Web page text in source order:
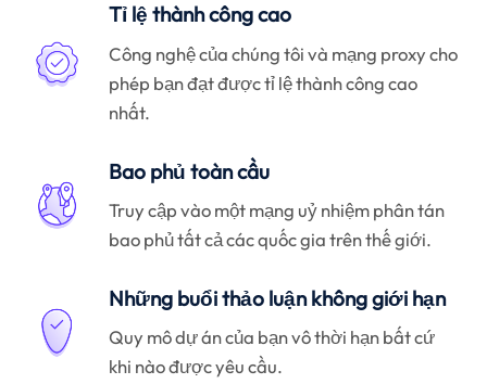
Tỉ lệ thành công cao
Công nghệ của chúng tôi và mạng proxy cho
phép bạn đạt được tỉ lệ thành công cao
nhất.
Bao phủ toàn cầu
Truy cập vào một mạng uỷ nhiệm phân tán
bao phủ tất cả các quốc gia trên thế giới.
Những buổi thảo luận không giới hạn
Quy mô dự án của bạn vô thời hạn bất cứ
khi nào được yêu cầu.